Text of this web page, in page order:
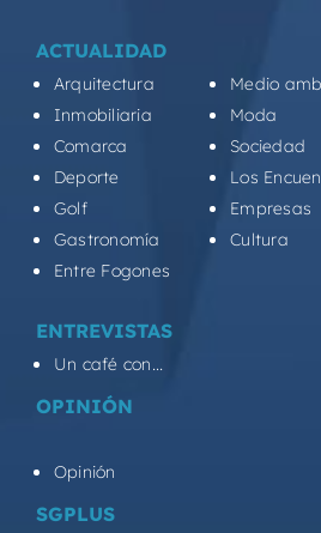
ACTUALIDAD
Arquitectura
Inmobiliaria
Comarca
Deporte
Golf
Gastronomía
Entre Fogones
Medio
Moda
Sociedad
Los
Empresas
Cultura
ENTREVISTAS
Un café con...
OPINIÓN
Opinión
SGPLUS